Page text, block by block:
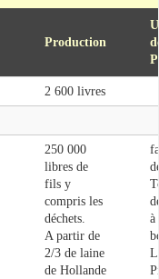
Production
2 600 livres
250 000
libres de
fils y
compris les
déchets.
A partir de
2/3 de laine
de Hollande
à